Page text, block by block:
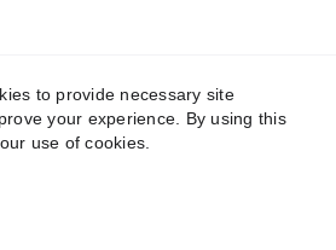
centre All rights reserved
to provide necessary site
your experience. By using this
use of cookies.